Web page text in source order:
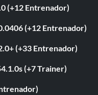
(+12 Entrenador)
(+12 Entrenador)
(+33 Entrenador)
(+7 Trainer)